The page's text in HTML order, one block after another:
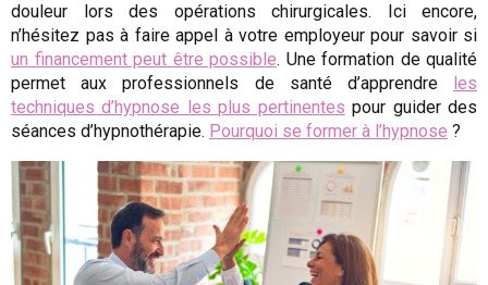
douleur lors des opérations chirurgicales. Ici encore,
n’hésitez pas à faire appel à votre employeur pour savoir si
un financement peut être possible. Une formation de qualité
permet aux professionnels de santé d’apprendre
les
techniques d’hypnose les plus pertinentes pour guider des
séances d’hypnothérapie. Pourquoi se former à l’hypnose ?